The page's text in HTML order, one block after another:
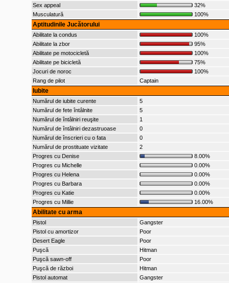
Sex appeal
32%
Musculatură
100%
Aptitudinile Jucătorului
Abilitate la condus
100%
Abilitate la zbor
95%
Abilitate pe motocicletă
100%
Abilitate pe bicicletă
75%
Jocuri de noroc
100%
Rang de pilot
Captain
Iubite
Numărul de iubite curente
5
Numărul de fete întâlnite
5
Numărul de întâlniri reuşite
1
Numărul de întâlniri dezastruoase
0
Numărul de înscrieri cu o fata
0
Numărul de prostituate vizitate
2
Progres cu Denise
8.00%
Progres cu Michelle
0.00%
Progres cu Helena
0.00%
Progres cu Barbara
0.00%
Progres cu Katie
0.00%
Progres cu Millie
16.00%
Abilitate cu arma
Pistol
Gangster
Pistol cu amortizor
Poor
Desert Eagle
Poor
Puşcă
Hitman
Puşcă sawn-off
Poor
Puşcă de război
Hitman
Pistol automat
Gangster